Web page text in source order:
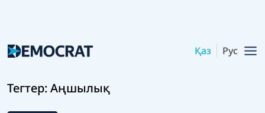
Қаз Рус
Тегтер: Аңшылық